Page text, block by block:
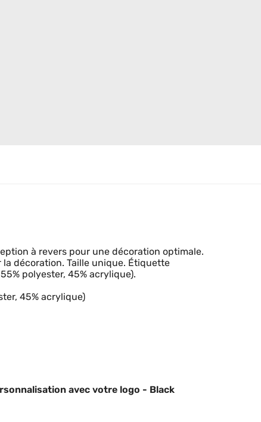
à revers pour une décoration optimale.
décoration. Taille unique. Étiquette
polyester, 45% acrylique).
45% acrylique)
avec votre logo - Black